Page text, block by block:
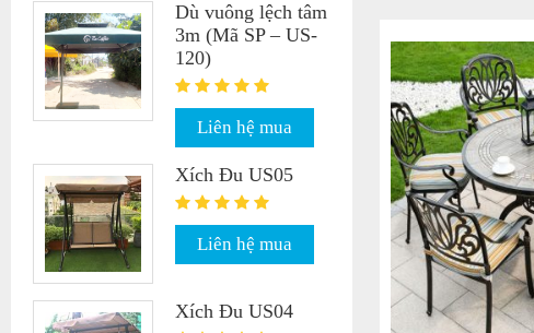
Dù vuông lệch tâm
3m (Mã SP – US-
120)
Liên hệ mua
Xích Đu US05
Liên hệ mua
Xích Đu US04